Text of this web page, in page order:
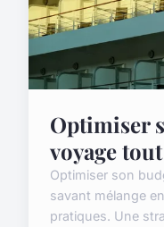
Optimiser
voyage
Optimiser son
savant mélange
pratiques. Une